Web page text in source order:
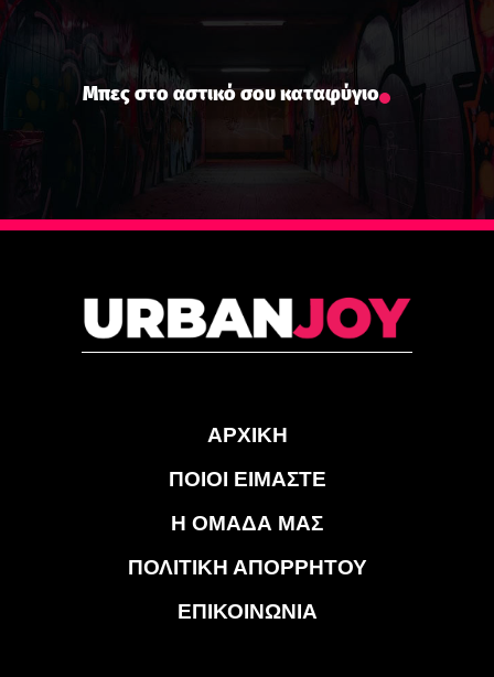
Μπες στο αστικό σου καταφύγιο
ΑΡΧΙΚΗ
ΠΟΙΟΙ ΕΙΜΑΣΤΕ
Η ΟΜΑΔΑ ΜΑΣ
ΠΟΛΙΤΙΚΗ ΑΠΟΡΡΗΤΟΥ
ΕΠΙΚΟΙΝΩΝΙΑ